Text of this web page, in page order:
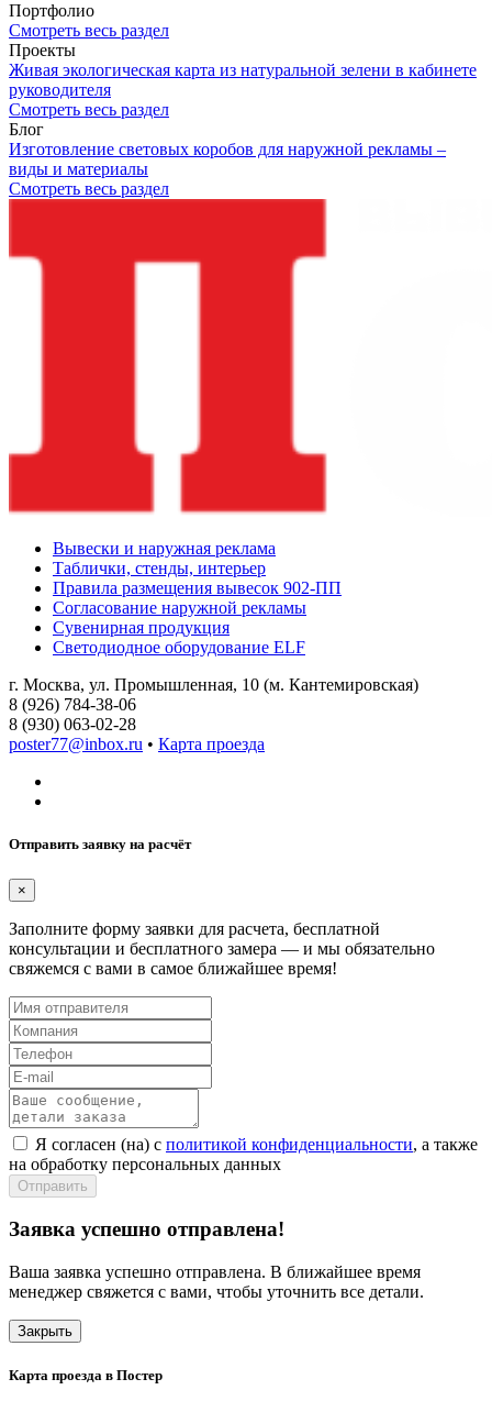
Портфолио
Смотреть весь раздел
Проекты
Живая экологическая карта из натуральной зелени в кабинете
руководителя
Смотреть весь раздел
Блог
Изготовление световых коробов для наружной рекламы –
виды и материалы
Смотреть весь раздел
Вывески и наружная реклама
Таблички, стенды, интерьер
Правила размещения вывесок 902-ПП
Согласование наружной рекламы
Сувенирная продукция
Светодиодное оборудование ELF
г. Москва, ул. Промышленная, 10 (м. Кантемировская)
8 (926) 784-38-06
8 (930) 063-02-28
poster77@inbox.ru • Карта проезда
Отправить заявку на расчёт
×
Заполните форму заявки для расчета, бесплатной
консультации и бесплатного замера — и мы обязательно
свяжемся с вами в самое ближайшее время!
Я согласен (на) с политикой конфиденциальности, а также
на обработку персональных данных
Отправить
Заявка успешно отправлена!
Ваша заявка успешно отправлена. В ближайшее время
менеджер свяжется с вами, чтобы уточнить все детали.
Закрыть
Карта проезда в Постер